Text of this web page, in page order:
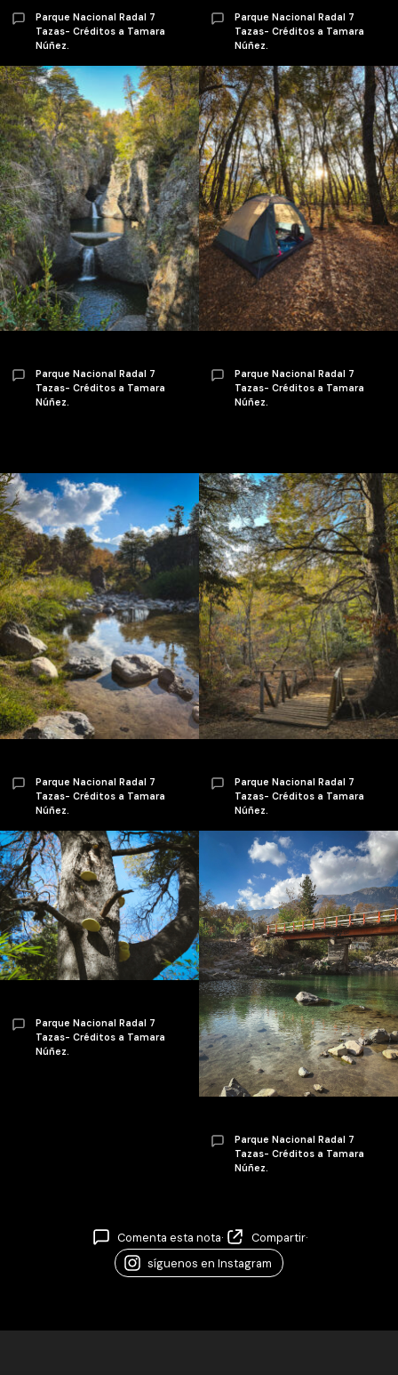
Parque Nacional Radal 7
Tazas- Créditos a Tamara
Núñez.
Parque Nacional Radal 7
Tazas- Créditos a Tamara
Núñez.
Parque Nacional Radal 7
Tazas- Créditos a Tamara
Núñez.
Parque Nacional Radal 7
Tazas- Créditos a Tamara
Núñez.
Parque Nacional Radal 7
Tazas- Créditos a Tamara
Núñez.
Parque Nacional Radal 7
Tazas- Créditos a Tamara
Núñez.
Parque Nacional Radal 7
Tazas- Créditos a Tamara
Núñez.
Parque Nacional Radal 7
Tazas- Créditos a Tamara
Núñez.
Comenta esta nota· Compartir·
síguenos en Instagram